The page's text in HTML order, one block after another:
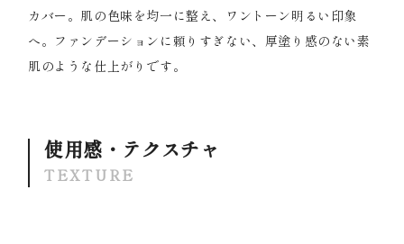
カバー。肌の色味を均一に整え、ワントーン明るい印象
へ。ファンデーションに頼りすぎない、厚塗り感のない素
肌のような仕上がりです。
使用感・テクスチャ
TEXTURE